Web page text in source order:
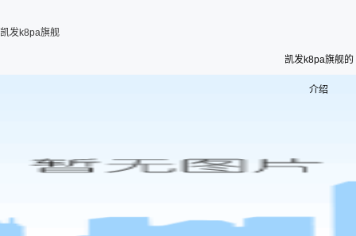
凯发k8pa旗舰
凯发k8pa旗舰的
介绍